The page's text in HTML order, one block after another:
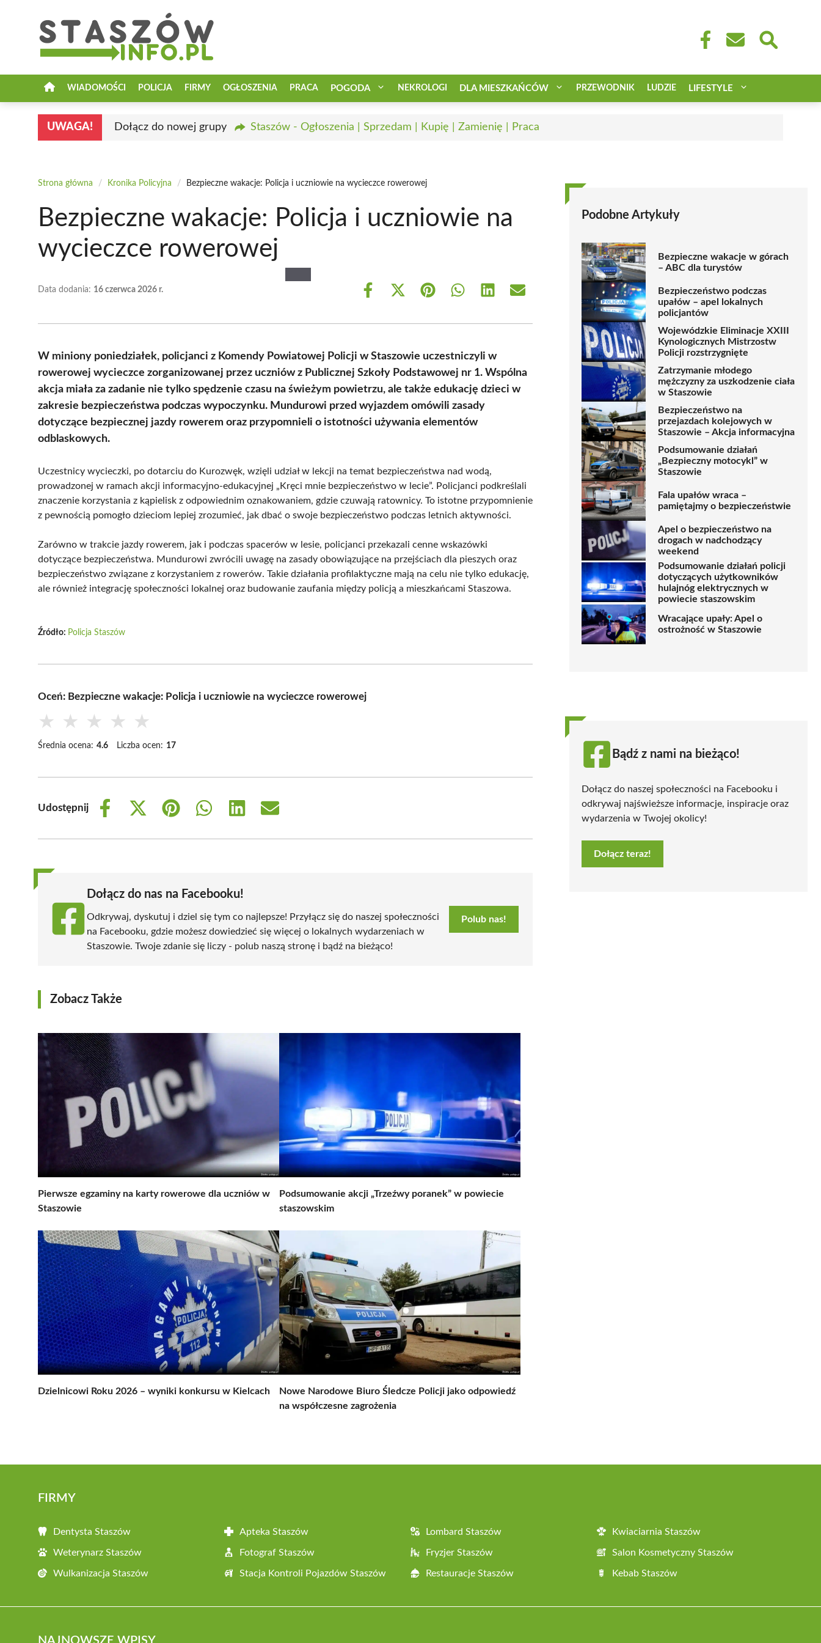
WIADOMOŚCI POLICJA FIRMY OGŁOSZENIA PRACA POGODA NEKROLOGI DLA MIESZKAŃCÓW PRZEWODNIK LUDZIE LIFESTYLE
UWAGA! Dołącz do nowej grupy Staszów - Ogłoszenia | Sprzedam | Kupię | Zamienię | Praca
Strona główna / Kronika Policyjna / Bezpieczne wakacje: Policja i uczniowie na wycieczce rowerowej
Bezpieczne wakacje: Policja i uczniowie na
wycieczce rowerowej
Data dodania: 16 czerwca 2026 r.
Share
Share
(Twitter)
Share Share Share Share
W miniony poniedziałek, policjanci z Komendy Powiatowej Policji w Staszowie uczestniczyli w
rowerowej wycieczce zorganizowanej przez uczniów z Publicznej Szkoły Podstawowej nr 1. Wspólna
akcja miała za zadanie nie tylko spędzenie czasu na świeżym powietrzu, ale także edukację dzieci w
zakresie bezpieczeństwa podczas wypoczynku. Mundurowi przed wyjazdem omówili zasady
dotyczące bezpiecznej jazdy rowerem oraz przypomnieli o istotności używania elementów
odblaskowych.
Uczestnicy wycieczki, po dotarciu do Kurozwęk, wzięli udział w lekcji na temat bezpieczeństwa nad wodą,
prowadzonej w ramach akcji informacyjno-edukacyjnej „Kręci mnie bezpieczeństwo w lecie”. Policjanci podkreślali
znaczenie korzystania z kąpielisk z odpowiednim oznakowaniem, gdzie czuwają ratownicy. To istotne przypomnienie
z pewnością pomogło dzieciom lepiej zrozumieć, jak dbać o swoje bezpieczeństwo podczas letnich aktywności.
Zarówno w trakcie jazdy rowerem, jak i podczas spacerów w lesie, policjanci przekazali cenne wskazówki
dotyczące bezpieczeństwa. Mundurowi zwrócili uwagę na zasady obowiązujące na przejściach dla pieszych oraz
bezpieczeństwo związane z korzystaniem z rowerów. Takie działania profilaktyczne mają na celu nie tylko edukację,
ale również integrację społeczności lokalnej oraz budowanie zaufania między policją a mieszkańcami Staszowa.
Źródło: Policja Staszów
Oceń: Bezpieczne wakacje: Policja i uczniowie na wycieczce rowerowej
★ ★ ★ ★ ★
Średnia ocena: 4.6 Liczba ocen: 17
Udostępnij
Share
Share
(Twitter)
Share
Share
Share
Share
Dołącz do nas na Facebooku!
Odkrywaj, dyskutuj i dziel się tym co najlepsze! Przyłącz się do naszej społeczności
na Facebooku, gdzie możesz dowiedzieć się więcej o lokalnych wydarzeniach w
Staszowie. Twoje zdanie się liczy - polub naszą stronę i bądź na bieżąco!
Polub nas!
Zobacz Także
Pierwsze egzaminy na karty rowerowe dla uczniów w
Staszowie
Podsumowanie akcji „Trzeźwy poranek” w powiecie
staszowskim
Dzielnicowi Roku 2026 – wyniki konkursu w Kielcach
Nowe Narodowe Biuro Śledcze Policji jako odpowiedź
na współczesne zagrożenia
Podobne Artykuły
Bezpieczne wakacje w górach
– ABC dla turystów
Bezpieczeństwo podczas
upałów – apel lokalnych
policjantów
Wojewódzkie Eliminacje XXIII
Kynologicznych Mistrzostw
Policji rozstrzygnięte
Zatrzymanie młodego
mężczyzny za uszkodzenie ciała
w Staszowie
Bezpieczeństwo na
przejazdach kolejowych w
Staszowie – Akcja informacyjna
Podsumowanie działań
„Bezpieczny motocykl” w
Staszowie
Fala upałów wraca –
pamiętajmy o bezpieczeństwie
Apel o bezpieczeństwo na
drogach w nadchodzący
weekend
Podsumowanie działań policji
dotyczących użytkowników
hulajnóg elektrycznych w
powiecie staszowskim
Wracające upały: Apel o
ostrożność w Staszowie
Bądź z nami na bieżąco!
Dołącz do naszej społeczności na Facebooku i
odkrywaj najświeższe informacje, inspiracje oraz
wydarzenia w Twojej okolicy!
Dołącz teraz!
FIRMY
Dentysta Staszów Apteka Staszów Lombard Staszów Kwiaciarnia Staszów
Weterynarz Staszów Fotograf Staszów Fryzjer Staszów Salon Kosmetyczny Staszów
Wulkanizacja Staszów Stacja Kontroli Pojazdów Staszów Restauracje Staszów Kebab Staszów
NAJNOWSZE WPISY